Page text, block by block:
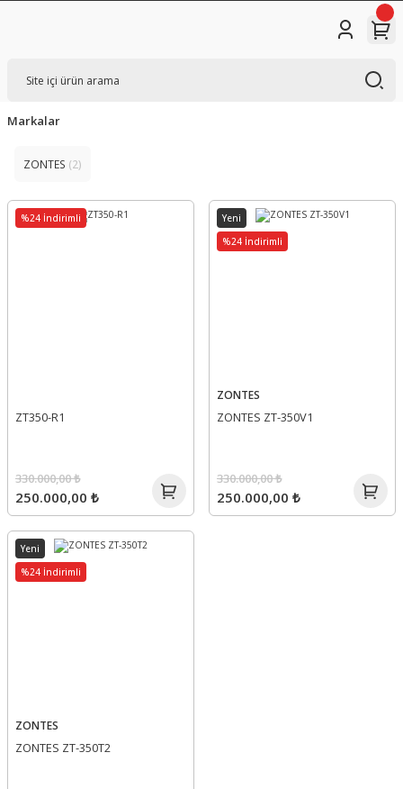
Markalar
ZONTES (2)
%24 İndirimli
ZT350-R1
250.000,00 ₺
330.000,00 ₺
Yeni
%24 İndirimli
ZONTES
ZONTES ZT-350V1
250.000,00 ₺
330.000,00 ₺
Yeni
%24 İndirimli
ZONTES
ZONTES ZT-350T2